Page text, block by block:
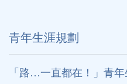
⻘年生涯規劃
「路…一直都在！」青